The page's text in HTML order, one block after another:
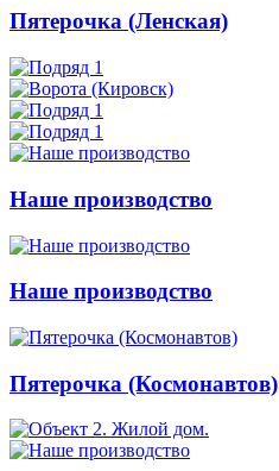
Пятерочка (Ленская)
Наше производство
Наше производство
Пятерочка (Космонавтов)